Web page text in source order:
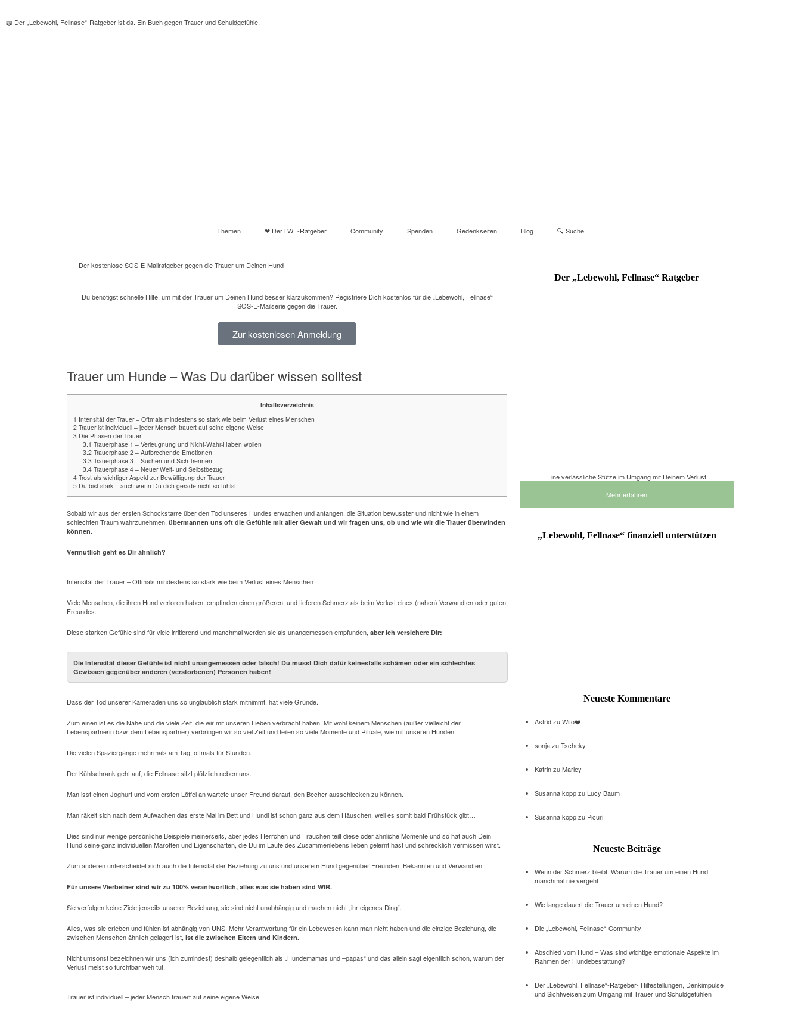
📖 Der „Lebewohl, Fellnase“-Ratgeber ist da. Ein Buch gegen Trauer und Schuldgefühle.
Themen ❤ Der LWF-Ratgeber Community Spenden Gedenkseiten Blog 🔍 Suche
Der kostenlose SOS-E-Mailratgeber gegen die Trauer um Deinen Hund
Du benötigst schnelle Hilfe, um mit der Trauer um Deinen Hund besser klarzukommen? Registriere Dich kostenlos für die „Lebewohl, Fellnase“
SOS-E-Mailserie gegen die Trauer.
Zur kostenlosen Anmeldung
Trauer um Hunde – Was Du darüber wissen solltest
Inhaltsverzeichnis
1 Intensität der Trauer – Oftmals mindestens so stark wie beim Verlust eines Menschen
2 Trauer ist individuell – jeder Mensch trauert auf seine eigene Weise
3 Die Phasen der Trauer
3.1 Trauerphase 1 – Verleugnung und Nicht-Wahr-Haben wollen
3.2Trauerphase 2 – Aufbrechende Emotionen
3.3Trauerphase 3 – Suchen und Sich-Trennen
3.4Trauerphase 4 – Neuer Welt- und Selbstbezug
4 Trost als wichtiger Aspekt zur Bewältigung der Trauer
5 Du bist stark – auch wenn Du dich gerade nicht so fühlst
Sobald wir aus der ersten Schockstarre über den Tod unseres Hundes erwachen und anfangen, die Situation bewusster und nicht wie in einem
schlechten Traum wahrzunehmen, übermannen uns oft die Gefühle mit aller Gewalt und wir fragen uns, ob und wie wir die Trauer überwinden
können.
Vermutlich geht es Dir ähnlich?
Intensität der Trauer – Oftmals mindestens so stark wie beim Verlust eines Menschen
Viele Menschen, die ihren Hund verloren haben, empfinden einen größeren und tieferen Schmerz als beim Verlust eines (nahen) Verwandten oder guten
Freundes.
Diese starken Gefühle sind für viele irritierend und manchmal werden sie als unangemessen empfunden, aber ich versichere Dir:
Die Intensität dieser Gefühle ist nicht unangemessen oder falsch! Du musst Dich dafür keinesfalls schämen oder ein schlechtes
Gewissen gegenüber anderen (verstorbenen) Personen haben!
Dass der Tod unserer Kameraden uns so unglaublich stark mitnimmt, hat viele Gründe.
Zum einen ist es die Nähe und die viele Zeit, die wir mit unseren Lieben verbracht haben. Mit wohl keinem Menschen (außer vielleicht der
Lebenspartnerin bzw. dem Lebenspartner) verbringen wir so viel Zeit und teilen so viele Momente und Rituale, wie mit unseren Hunden:
Die vielen Spaziergänge mehrmals am Tag, oftmals für Stunden.
Der Kühlschrank geht auf, die Fellnase sitzt plötzlich neben uns.
Man isst einen Joghurt und vom ersten Löffel an wartete unser Freund darauf, den Becher ausschlecken zu können.
Man räkelt sich nach dem Aufwachen das erste Mal im Bett und Hundi ist schon ganz aus dem Häuschen, weil es somit bald Frühstück gibt…
Dies sind nur wenige persönliche Beispiele meinerseits, aber jedes Herrchen und Frauchen teilt diese oder ähnliche Momente und so hat auch Dein
Hund seine ganz individuellen Marotten und Eigenschaften, die Du im Laufe des Zusammenlebens lieben gelernt hast und schrecklich vermissen wirst.
Zum anderen unterscheidet sich auch die Intensität der Beziehung zu uns und unserem Hund gegenüber Freunden, Bekannten und Verwandten:
Für unsere Vierbeiner sind wir zu 100% verantwortlich, alles was sie haben sind WIR.
Sie verfolgen keine Ziele jenseits unserer Beziehung, sie sind nicht unabhängig und machen nicht „ihr eigenes Ding“.
Alles, was sie erleben und fühlen ist abhängig von UNS. Mehr Verantwortung für ein Lebewesen kann man nicht haben und die einzige Beziehung, die
zwischen Menschen ähnlich gelagert ist, ist die zwischen Eltern und Kindern.
Nicht umsonst bezeichnen wir uns (ich zumindest) deshalb gelegentlich als „Hundemamas und –papas“ und das allein sagt eigentlich schon, warum der
Verlust meist so furchtbar weh tut.
Trauer ist individuell – jeder Mensch trauert auf seine eigene Weise
Der „Lebewohl, Fellnase“ Ratgeber
Eine verlässliche Stütze im Umgang mit Deinem Verlust
Mehr erfahren
„Lebewohl, Fellnase“ finanziell unterstützen
Neueste Kommentare
AstridzuWito❤️
sonjazuTscheky
KatrinzuMarley
Susanna koppzu Lucy Baum
Susanna koppzu Picuri
Neueste Beiträge
Wenn der Schmerz bleibt: Warum die Trauer um einen Hund
manchmal nie vergeht
Wie lange dauert die Trauer um einen Hund?
Die „Lebewohl, Fellnase“-Community
Abschied vom Hund – Was sind wichtige emotionale Aspekte im
Rahmen der Hundebestattung?
Der „Lebewohl, Fellnase“-Ratgeber- Hilfestellungen, Denkimpulse
und Sichtweisen zum Umgang mit Trauer und Schuldgefühlen